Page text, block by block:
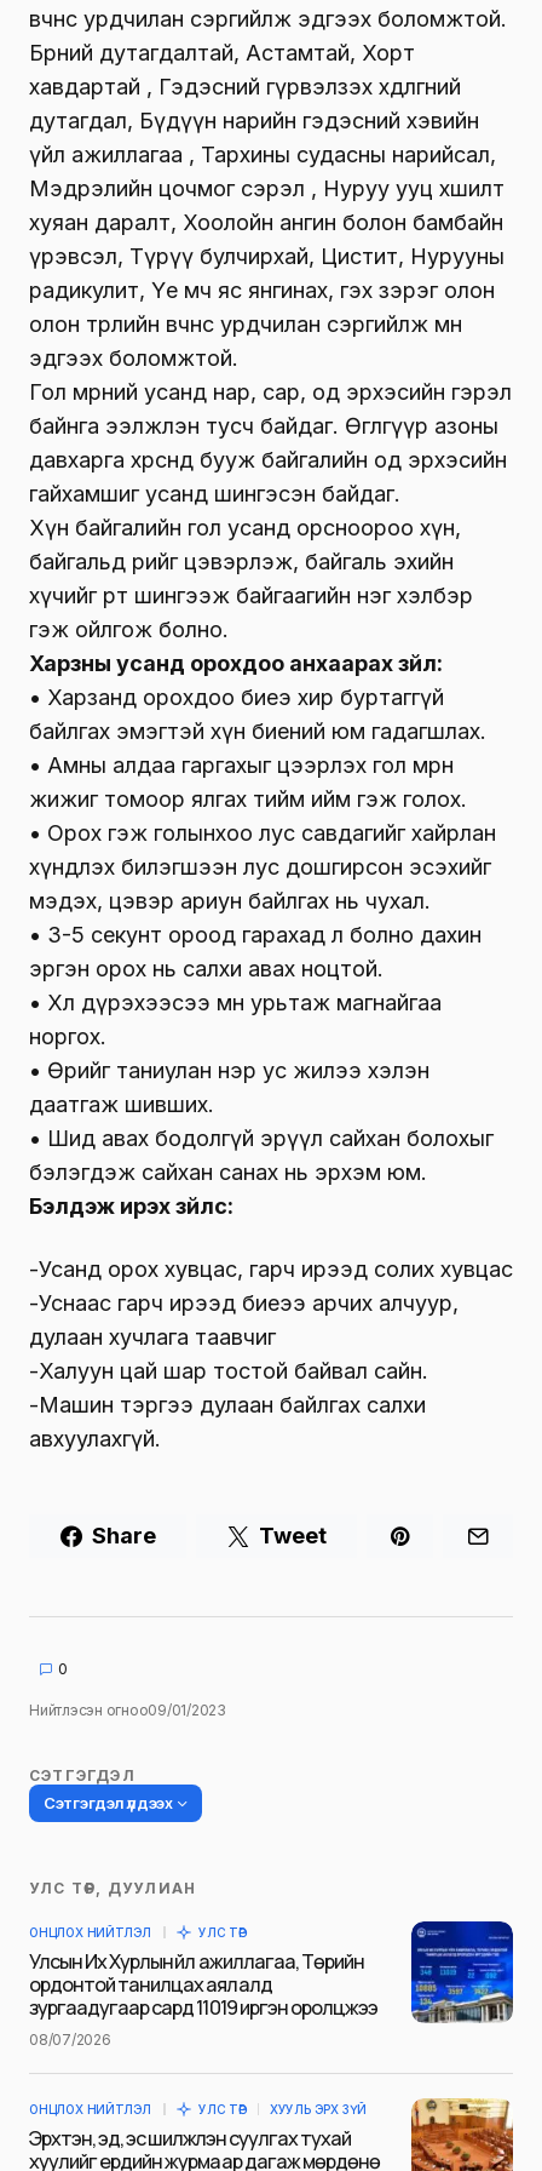
өвчнөөс урдчилан сэргийлж эдгээх боломжтой.
Бөөрний дутагдалтай, Астамтай, Хорт
хавдартай , Гэдэсний гүрвэлзэх хөдөлгөөний
дутагдал, Бүдүүн нарийн гэдэсний хэвийн
үйл ажиллагаа , Тархины судасны нарийсал,
Мэдрэлийн цочмог сэрэл , Нуруу ууц хөшилт
хуяан даралт, Хоолойн ангин болон бамбайн
үрэвсэл, Түрүү булчирхай, Цистит, Нурууны
радикулит, Үе мөч яс янгинах, гэх зэрэг олон
олон төрлийн өвчнөөс урдчилан сэргийлж мөн
эдгээх боломжтой.
Гол мөрний усанд нар, сар, од эрхэсийн гэрэл
байнга ээлжлэн тусч байдаг. Өглөөгүүр азоны
давхарга хөрсөнд бууж байгалийн од эрхэсийн
гайхамшиг усанд шингэсэн байдаг.
Хүн байгалийн гол усанд орсноороо хүн,
байгальд өөрийгөө цэвэрлэж, байгаль эхийн
хүчийг өөртөө шингээж байгаагийн нэг хэлбэр
гэж ойлгож болно.
Харзны усанд орохдоо анхаарах зүйл:
• Харзанд орохдоо биеэ хир буртаггүй
байлгах эмэгтэй хүн биений юм гадагшлах.
• Амны алдаа гаргахыг цээрлэх гол мөрөн
жижиг томоор ялгах тийм ийм гэж голох.
• Орох гэж голынхоо лус савдагийг хайрлан
хүндлэх билэгшээн лус дошгирсон эсэхийг
мэдэх, цэвэр ариун байлгах нь чухал.
• 3-5 секунт ороод гарахад л болно дахин
эргэн орох нь салхи авах ноцтой.
• Хөлөө дүрэхээсээ өмнө урьтаж магнайгаа
норгох.
• Өөрийгөө таниулан нэр ус жилээ хэлэн
даатгаж шивших.
• Шид авах бодолгүй эрүүл сайхан болохыг
бэлэгдэж сайхан санах нь эрхэм юм.
Бэлдэж ирэх зүйлс:
-Усанд орох хувцас, гарч ирээд солих хувцас
-Уснаас гарч ирээд биеээ арчих алчуур,
дулаан хучлага таавчиг
-Халуун цай шар тостой байвал сайн.
-Машин тэргээ дулаан байлгах салхи
авхуулахгүй.
Share Tweet
0
Нийтлэсэн огноо09/01/2023
СЭТГЭГДЭЛ
Сэтгэгдэл үлдээх
Таны имэйл хаягийг нийтлэхгүй.
тэмдэглэсэн
Name
УЛС ТӨР, ДУУЛИАН
ОНЦЛОХ НИЙТЛЭЛ УЛС ТӨР
Улсын Их Хурлын үйл ажиллагаа, Төрийн
ордонтой танилцах аялалд
зургаадугаар сард 11019 иргэн оролцжээ
08/07/2026
ОНЦЛОХ НИЙТЛЭЛ УЛС ТӨР ХУУЛЬ ЭРХ ЗҮЙ
Эрхтэн, эд, эс шилжүүлэн суулгах тухай
хуулийг ердийн журмаар дагаж мөрдөнө